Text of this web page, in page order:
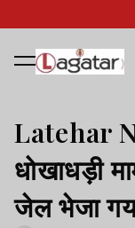
Latehar
धोखाधड़ी
जेल भेजा